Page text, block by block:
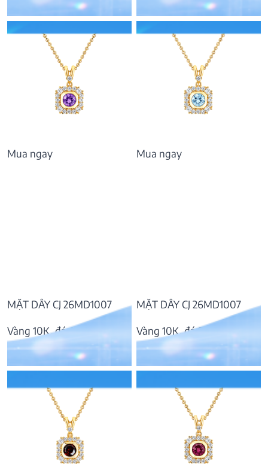
8.366.000₫
Mua ngay
MẶT DÂY CJ 26MD1007
Vàng 10K, đá Amethyst
7.968.000₫
Mua ngay
MẶT DÂY CJ 26MD1007
Vàng 10K, đá Swiss Topaz
8.241.000₫